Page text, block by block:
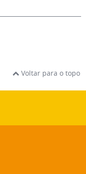
Voltar para o topo